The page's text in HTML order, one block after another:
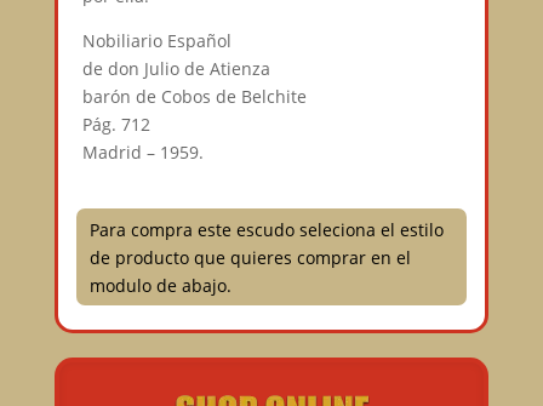
Nobiliario Español
de don Julio de Atienza
barón de Cobos de Belchite
Pág. 712
Madrid – 1959.
Para compra este escudo seleciona el estilo
de producto que quieres comprar en el
modulo de abajo.